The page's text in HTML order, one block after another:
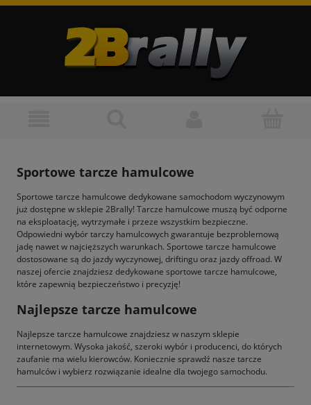
Sportowe tarcze hamulcowe
Sportowe tarcze hamulcowe dedykowane samochodom wyczynowym
już dostępne w sklepie 2Brally! Tarcze hamulcowe muszą być odporne
na eksploatację, wytrzymałe i przeze wszystkim bezpieczne.
Odpowiedni wybór tarczy hamulcowych gwarantuje bezproblemową
jadę nawet w najcięższych warunkach. Sportowe tarcze hamulcowe
dostosowane są do jazdy wyczynowej, driftingu oraz jazdy offroad. W
naszej ofercie znajdziesz dedykowane sportowe tarcze hamulcowe,
które zapewnią bezpieczeństwo i precyzję!
Najlepsze tarcze hamulcowe
Najlepsze tarcze hamulcowe znajdziesz w naszym sklepie
internetowym. Wysoka jakość, szeroki wybór i producenci, do których
zaufanie ma wielu kierowców. Koniecznie sprawdź nasze tarcze
hamulców i wybierz rozwiązanie idealne dla twojego samochodu.